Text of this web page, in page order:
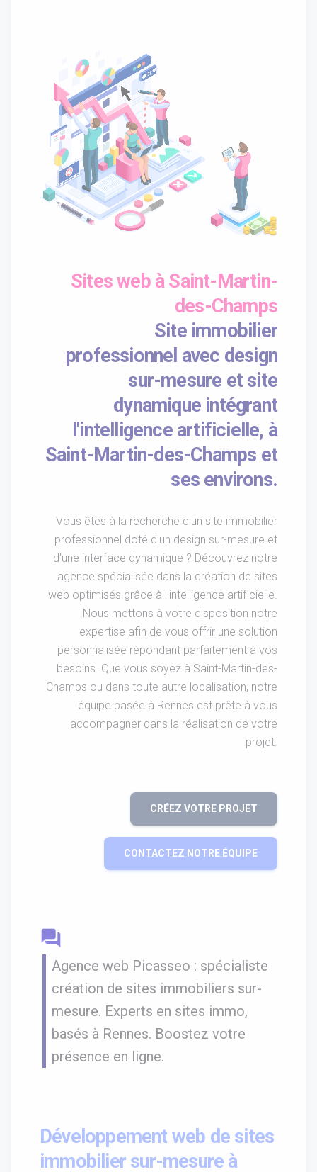
Sites web à Saint-Martin-
des-Champs
Site immobilier
professionnel avec design
sur-mesure et site
dynamique intégrant
l'intelligence artificielle, à
Saint-Martin-des-Champs et
ses environs.
Vous êtes à la recherche d'un site immobilier
professionnel doté d'un design sur-mesure et
d'une interface dynamique ? Découvrez notre
agence spécialisée dans la création de sites
web optimisés grâce à l'intelligence artificielle.
Nous mettons à votre disposition notre
expertise afin de vous offrir une solution
personnalisée répondant parfaitement à vos
besoins. Que vous soyez à Saint-Martin-des-
Champs ou dans toute autre localisation, notre
équipe basée à Rennes est prête à vous
accompagner dans la réalisation de votre
projet.
CRÉEZ VOTRE PROJET
CONTACTEZ NOTRE ÉQUIPE
question_answer
Agence web Picasseo : spécialiste
création de sites immobiliers sur-
mesure. Experts en sites immo,
basés à Rennes. Boostez votre
présence en ligne.
Développement web de sites
immobilier sur-mesure à